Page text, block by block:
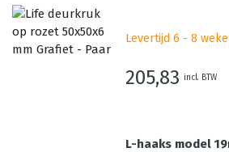
Levertijd 6 - 8
205,83 incl. BTW
L-haaks model